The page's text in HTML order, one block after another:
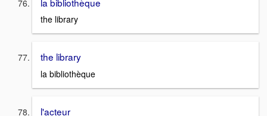
the library
the library
la bibliothèque
l'acteur